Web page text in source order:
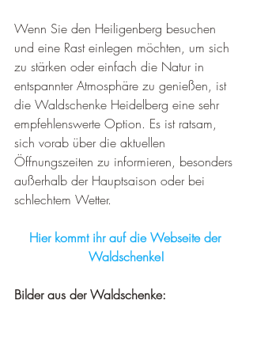
Wenn Sie den Heiligenberg besuchen
und eine Rast einlegen möchten, um sich
zu stärken oder einfach die Natur in
entspannter Atmosphäre zu genießen, ist
die Waldschenke Heidelberg eine sehr
empfehlenswerte Option. Es ist ratsam,
sich vorab über die aktuellen
Öffnungszeiten zu informieren, besonders
außerhalb der Hauptsaison oder bei
schlechtem Wetter.
Hier kommt ihr auf die Webseite der
Waldschenke!
Bilder aus der Waldschenke: